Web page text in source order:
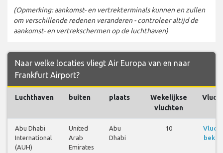
(Opmerking: aankomst- en vertrekterminals kunnen en zullen
om verschillende redenen veranderen - controleer altijd de
aankomst- en vertrekschermen op de luchthaven)
Naar welke locaties vliegt Air Europa van en naar
Frankfurt Airport?
Luchthaven buiten plaats
Wekelijkse
vluchten
Abu Dhabi
International
(AUH)
United
Arab
Emirates
Abu
Dhabi
10